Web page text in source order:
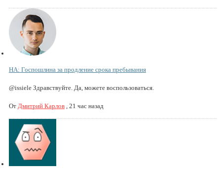
НА: Госпошлина за продление срока пребывания
@issiele Здравствуйте. Да, можете воспользоваться.
От Дмитрий Карлов , 21 час назад